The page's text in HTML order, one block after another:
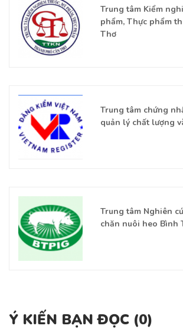
Trung tâm Kiểm
phẩm, Thực phẩm
Thơ
Trung tâm chứng
quản lý chất lượng
Trung tâm Nghiên
chăn nuôi heo Bình
Ý KIẾN BẠN ĐỌC (0)